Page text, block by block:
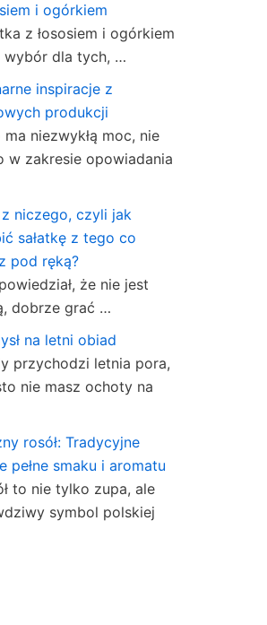
i ogórkiem
z łososiem i ogórkiem
wybór dla tych, …
inspiracje z
produkcji
ma niezwykłą moc, nie
w zakresie opowiadania
niczego, czyli jak
sałatkę z tego co
pod ręką?
że nie jest
dobrze grać …
na letni obiad
przychodzi letnia pora,
nie masz ochoty na
rosół: Tradycyjne
pełne smaku i aromatu
to nie tylko zupa, ale
symbol polskiej